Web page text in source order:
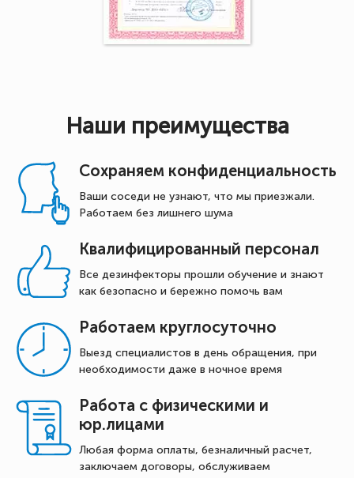
Наши преимущества
Сохраняем конфиденциальность
Ваши соседи не узнают, что мы приезжали.
Работаем без лишнего шума
Квалифицированный персонал
Все дезинфекторы прошли обучение и знают
как безопасно и бережно помочь вам
Работаем круглосуточно
Выезд специалистов в день обращения, при
необходимости даже в ночное время
Работа с физическими и
юр.лицами
Любая форма оплаты, безналичный расчет,
заключаем договоры, обслуживаем